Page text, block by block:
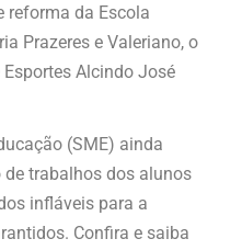
reforma da Escola
Prazeres e Valeriano, o
Esportes Alcindo José
(SME) ainda
trabalhos dos alunos
infláveis para a
Confira e saiba